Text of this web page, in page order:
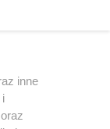
inne
i